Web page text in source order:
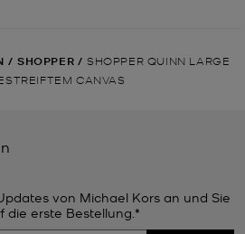
/ SHOPPER / SHOPPER QUINN LARGE
CANVAS
von Michael Kors an und Sie
die erste Bestellung.*